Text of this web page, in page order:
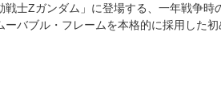
よくある質問・お問合せ
戦士Zガンダム」に登場する、一年戦争
ーバブル・フレームを本格的に採用し